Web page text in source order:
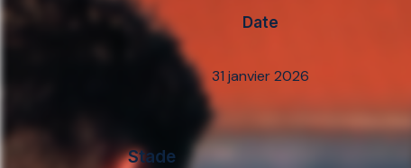
Date
31 janvier 2026
Stade